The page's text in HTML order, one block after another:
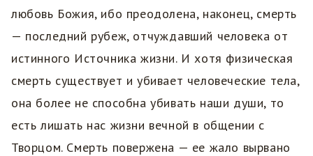
любовь Божия, ибо преодолена, наконец, смерть
— последний рубеж, отчуждавший человека от
истинного Источника жизни. И хотя физическая
смерть существует и убивает человеческие тела,
она более не способна убивать наши души, то
есть лишать нас жизни вечной в общении с
Творцом. Смерть повержена — ее жало вырвано